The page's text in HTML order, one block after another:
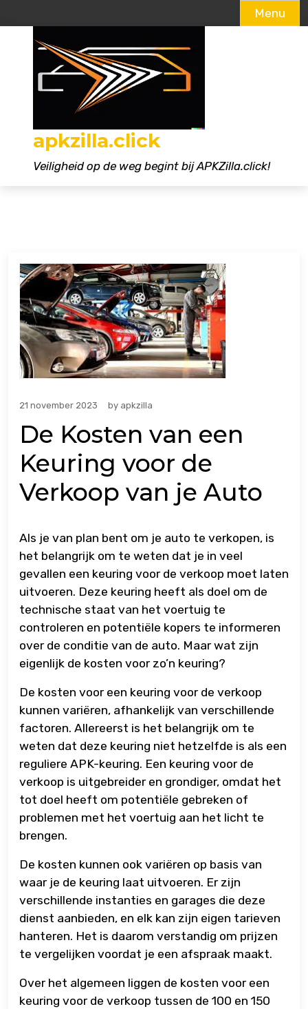
Menu
apkzilla.click
Veiligheid op de weg begint bij APKZilla.click!
21 november 2023 by apkzilla
De Kosten van een
Keuring voor de
Verkoop van je Auto
Als je van plan bent om je auto te verkopen, is
het belangrijk om te weten dat je in veel
gevallen een keuring voor de verkoop moet laten
uitvoeren. Deze keuring heeft als doel om de
technische staat van het voertuig te
controleren en potentiële kopers te informeren
over de conditie van de auto. Maar wat zijn
eigenlijk de kosten voor zo’n keuring?
De kosten voor een keuring voor de verkoop
kunnen variëren, afhankelijk van verschillende
factoren. Allereerst is het belangrijk om te
weten dat deze keuring niet hetzelfde is als een
reguliere APK-keuring. Een keuring voor de
verkoop is uitgebreider en grondiger, omdat het
tot doel heeft om potentiële gebreken of
problemen met het voertuig aan het licht te
brengen.
De kosten kunnen ook variëren op basis van
waar je de keuring laat uitvoeren. Er zijn
verschillende instanties en garages die deze
dienst aanbieden, en elk kan zijn eigen tarieven
hanteren. Het is daarom verstandig om prijzen
te vergelijken voordat je een afspraak maakt.
Over het algemeen liggen de kosten voor een
keuring voor de verkoop tussen de 100 en 150